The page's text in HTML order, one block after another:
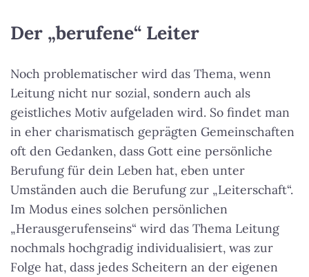
Der „berufene“ Leiter
Noch problematischer wird das Thema, wenn
Leitung nicht nur sozial, sondern auch als
geistliches Motiv aufgeladen wird. So findet man
in eher charismatisch geprägten Gemeinschaften
oft den Gedanken, dass Gott eine persönliche
Berufung für dein Leben hat, eben unter
Umständen auch die Berufung zur „Leiterschaft“.
Im Modus eines solchen persönlichen
„Herausgerufenseins“ wird das Thema Leitung
nochmals hochgradig individualisiert, was zur
Folge hat, dass jedes Scheitern an der eigenen